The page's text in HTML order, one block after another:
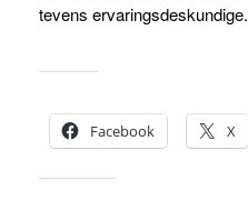
tevens ervaringsdeskundige.
Facebook
X